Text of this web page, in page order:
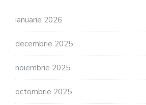
ianuarie 2026
decembrie 2025
noiembrie 2025
octombrie 2025